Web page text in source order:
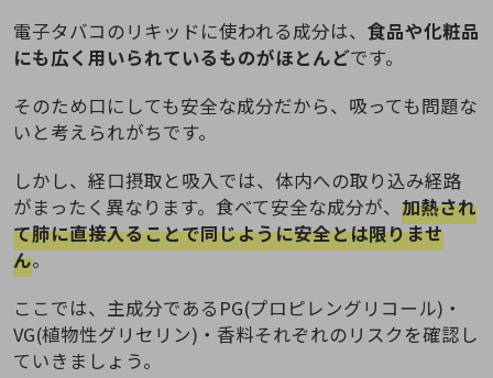
電子タバコのリキッドに使われる成分は、 食品や化粧品
にも広く用いられているものがほとんどです。
そのため口にしても安全な成分だから、吸っても問題な
いと考えられがちです。
しかし、経口摂取と吸入では、体内への取り込み経路
がまったく異なります。食べて安全な成分が、 加熱され
て肺に直接入ることで同じように安全とは限りませ
ん。
ここでは、主成分であるPG(プロピレングリコール)・
VG(植物性グリセリン)・香料それぞれのリスクを確認し
ていきましょう。